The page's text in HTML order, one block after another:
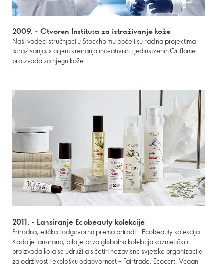
2009. - Otvoren Instituta za istraživanje kože
Naši vodeći stručnjaci u Stockholmu počeli su rad na projektima
istraživanja, s ciljem kreiranja inovativnih i jedinstvenih Oriflame
proizvoda za njegu kože.
2011. - Lansiranje Ecobeauty kolekcije
Prirodna, etička i odgovorna prema prirodi – Ecobeauty kolekcija.
Kada je lansirana, bila je prva globalna kolekcija kozmetičkih
proizvoda koja se udružila s četiri nezavisne svjetske organizacije
za održivost i ekološku odgovornost – Fairtrade, Ecocert, Vegan